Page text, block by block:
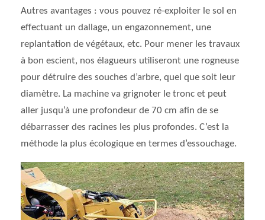
Autres avantages : vous pouvez ré-exploiter le sol en
effectuant un dallage, un engazonnement, une
replantation de végétaux, etc. Pour mener les travaux
à bon escient, nos élagueurs utiliseront une rogneuse
pour détruire des souches d’arbre, quel que soit leur
diamètre. La machine va grignoter le tronc et peut
aller jusqu’à une profondeur de 70 cm afin de se
débarrasser des racines les plus profondes. C’est la
méthode la plus écologique en termes d’essouchage.